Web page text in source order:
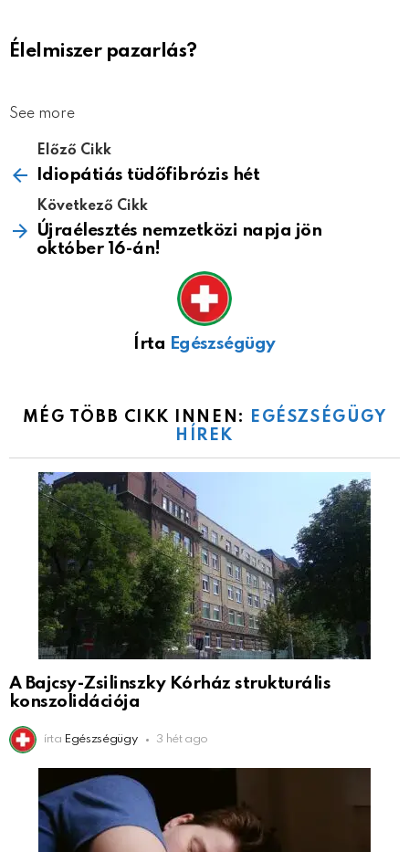
Élelmiszer pazarlás?
See more
Előző Cikk
Idiopátiás tüdőfibrózis hét
Következő Cikk
Újraélesztés nemzetközi napja jön
október 16-án!
Írta Egészségügy
MÉG TÖBB CIKK INNEN:
EGÉSZSÉGÜGY
HÍREK
A Bajcsy-Zsilinszky Kórház strukturális
konszolidációja
írta Egészségügy 3 hét ago